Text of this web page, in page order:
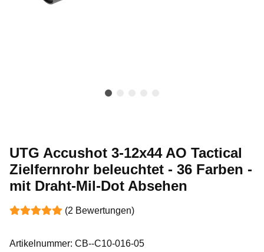
UTG Accushot 3-12x44 AO Tactical
Zielfernrohr beleuchtet - 36 Farben -
mit Draht-Mil-Dot Absehen
(2 Bewertungen)
Artikelnummer: CB--C10-016-05